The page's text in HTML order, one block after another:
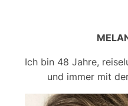
Ich bin 48 Jahre,
und immer mit